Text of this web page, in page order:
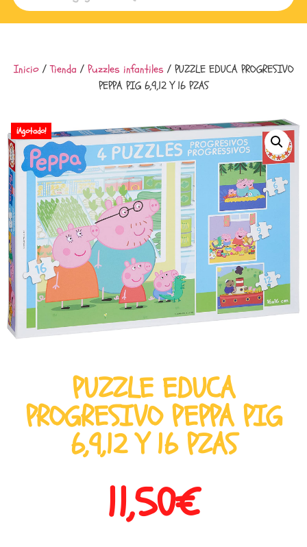
Inicio/Tienda / Puzzles infantiles / PUZZLE EDUCA PROGRESIVO
PEPPA PIG 6,9,12 Y 16 PZAS
¡Agotado!
PUZZLE EDUCA
PROGRESIVO PEPPA PIG
6,9,12 Y 16 PZAS
11,50€